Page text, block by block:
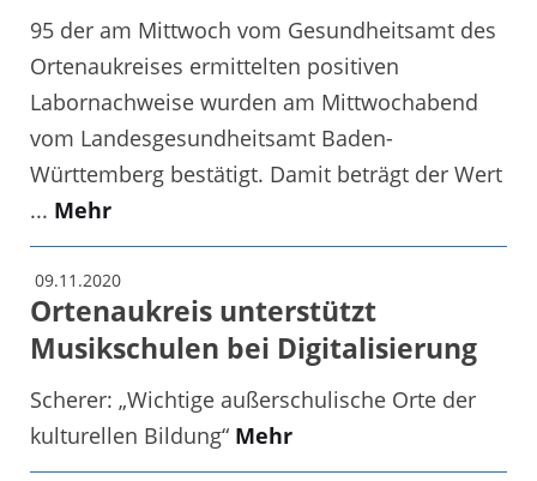
95 der am Mittwoch vom Gesundheitsamt des
Ortenaukreises ermittelten positiven
Labornachweise wurden am Mittwochabend
vom Landesgesundheitsamt Baden-
Württemberg bestätigt. Damit beträgt der Wert
... Mehr
09.11.2020
Ortenaukreis unterstützt
Musikschulen bei Digitalisierung
Scherer: „Wichtige außerschulische Orte der
kulturellen Bildung“ Mehr